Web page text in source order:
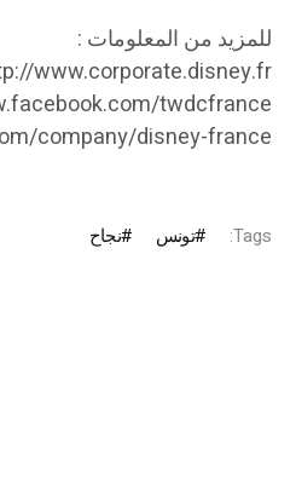
للمزيد من المعلومات :
www.corporate.disney.fr/
twdcfrance
company/disney-france
Tags: تونس نجاح